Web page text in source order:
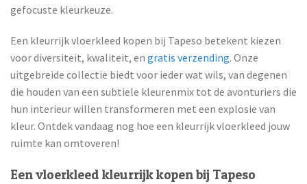
gefocuste kleurkeuze.
Een kleurrijk vloerkleed kopen bij Tapeso betekent kiezen
voor diversiteit, kwaliteit, en gratis verzending. Onze
uitgebreide collectie biedt voor ieder wat wils, van degenen
die houden van een subtiele kleurenmix tot de avonturiers die
hun interieur willen transformeren met een explosie van
kleur. Ontdek vandaag nog hoe een kleurrijk vloerkleed jouw
ruimte kan omtoveren!
Een vloerkleed kleurrijk kopen bij Tapeso